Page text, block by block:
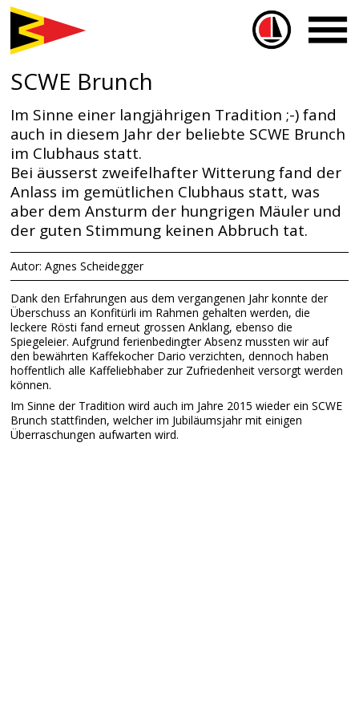
Sailbox
SCWE Brunch
Im Sinne einer langjährigen Tradition ;-) fand
auch in diesem Jahr der beliebte SCWE Brunch
im Clubhaus statt.
Bei äusserst zweifelhafter Witterung fand der
Anlass im gemütlichen Clubhaus statt, was
aber dem Ansturm der hungrigen Mäuler und
der guten Stimmung keinen Abbruch tat.
Autor: Agnes Scheidegger
Dank den Erfahrungen aus dem vergangenen Jahr konnte der
Überschuss an Konfitürli im Rahmen gehalten werden, die
leckere Rösti fand erneut grossen Anklang, ebenso die
Spiegeleier. Aufgrund ferienbedingter Absenz mussten wir auf
den bewährten Kaffekocher Dario verzichten, dennoch haben
hoffentlich alle Kaffeliebhaber zur Zufriedenheit versorgt werden
können.
Im Sinne der Tradition wird auch im Jahre 2015 wieder ein SCWE
Brunch stattfinden, welcher im Jubiläumsjahr mit einigen
Überraschungen aufwarten wird.